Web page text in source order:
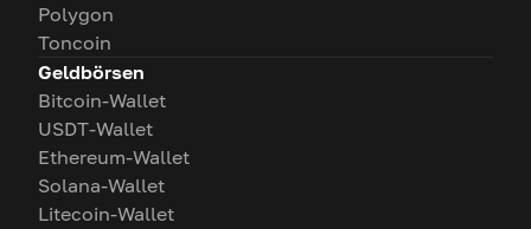
Polygon
Toncoin
Geldbörsen
Bitcoin-Wallet
USDT-Wallet
Ethereum-Wallet
Solana-Wallet
Litecoin-Wallet